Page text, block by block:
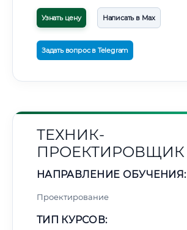
Узнать цену Написать в Max
Задать вопрос в Telegram
ТЕХНИК-
ПРОЕКТИРОВЩИК
НАПРАВЛЕНИЕ ОБУЧЕНИЯ:
Проектирование
ТИП КУРСОВ: